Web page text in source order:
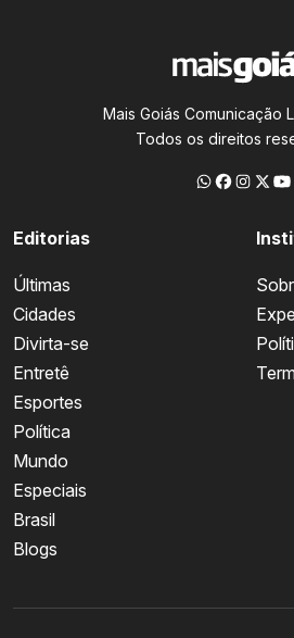
Mais Goiás Comunicação
Todos os direitos
Editorias
Últimas
Cidades
Divirta-se
Entretê
Esportes
Política
Mundo
Especiais
Brasil
Blogs